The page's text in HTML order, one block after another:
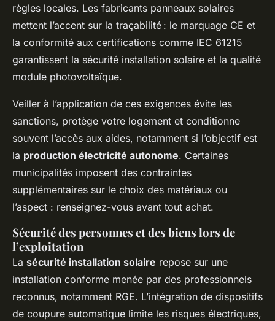
règles locales. Les fabricants panneaux solaires
mettent l’accent sur la traçabilité : le marquage CE et
la conformité aux certifications comme IEC 61215
garantissent la sécurité installation solaire et la qualité
module photovoltaïque.
Veiller à l’application de ces exigences évite les
sanctions, protège votre logement et conditionne
souvent l’accès aux aides, notamment si l’objectif est
la production électricité autonome. Certaines
municipalités imposent des contraintes
supplémentaires sur le choix des matériaux ou
l’aspect : renseignez-vous avant tout achat.
Sécurité des personnes et des biens lors de
l’exploitation
La sécurité installation solaire repose sur une
installation conforme menée par des professionnels
reconnus, notamment RGE. L’intégration de dispositifs
de coupure automatique limite les risques électriques,